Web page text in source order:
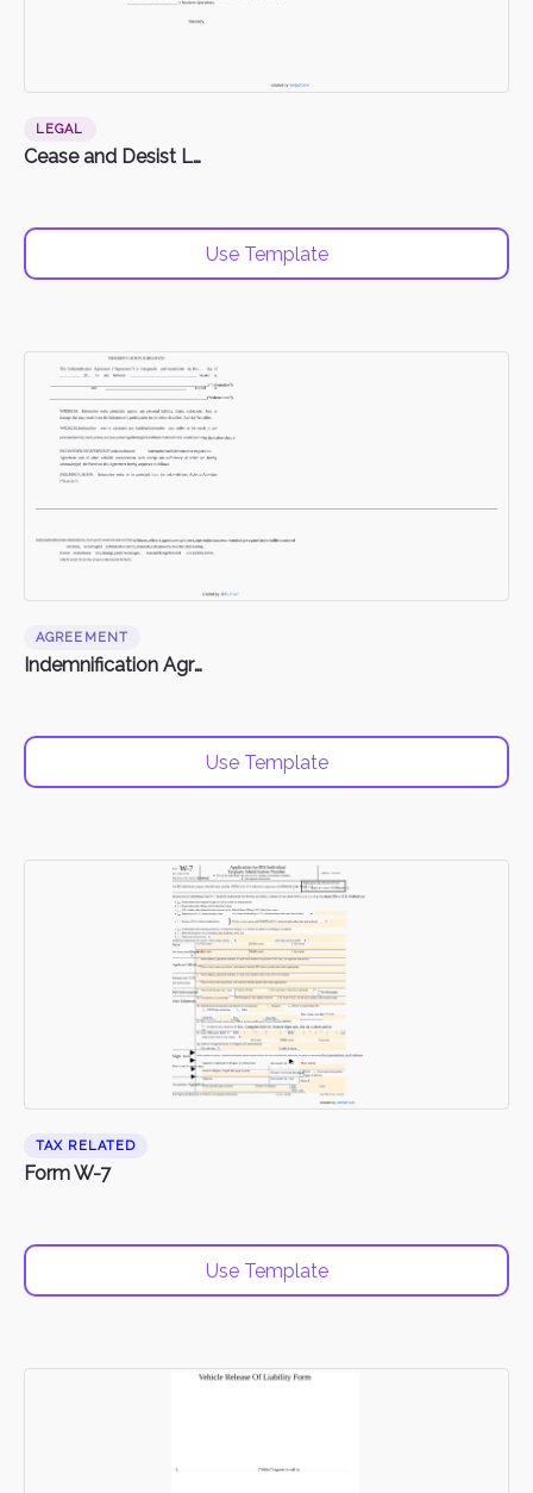
LEGAL
Cease and Desist Letter
Use Template
AGREEMENT
Indemnification Agreement
Use Template
TAX RELATED
Form W-7
Use Template